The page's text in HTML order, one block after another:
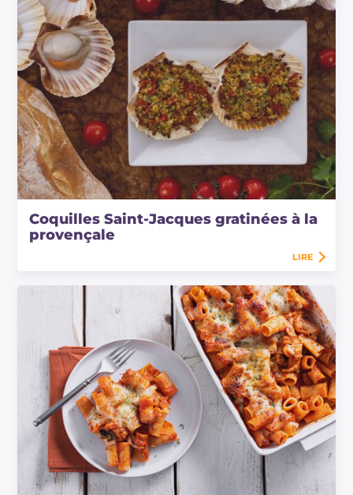
Coquilles Saint-Jacques gratinées à la
provençale
LIRE